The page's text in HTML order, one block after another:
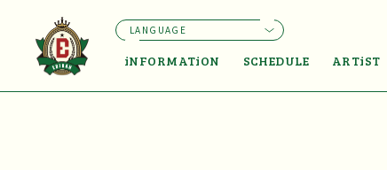
iNFORMATiON SCHEDULE ARTiST
LANGUAGE